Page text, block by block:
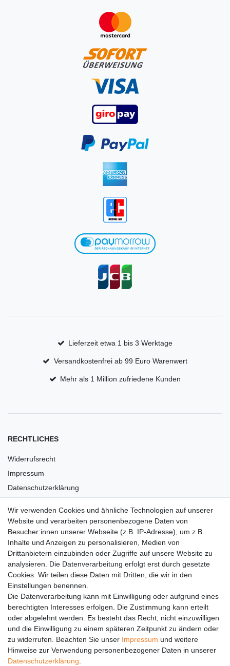
Lieferzeit etwa 1 bis 3 Werktage
Versandkostenfrei ab 99 Euro Warenwert
Mehr als 1 Million zufriedene Kunden
RECHTLICHES
Widerrufsrecht
Impressum
Datenschutzerklärung
Versandkosten
Barrierefreiheit
Anleitungen
Vertrag widerrufen
PARTNER
DHL
GLS
PaketPLUS
Wir verwenden Cookies und ähnliche Technologien auf unserer
Website und verarbeiten personenbezogene Daten von
Besucher:innen unserer Webseite (z.B. IP-Adresse), um z.B.
Inhalte und Anzeigen zu personalisieren, Medien von
Drittanbietern einzubinden oder Zugriffe auf unsere Website zu
analysieren. Die Datenverarbeitung erfolgt erst durch gesetzte
Cookies. Wir teilen diese Daten mit Dritten, die wir in den
Einstellungen benennen.
Die Datenverarbeitung kann mit Einwilligung oder aufgrund eines
berechtigten Interesses erfolgen. Die Zustimmung kann erteilt
oder abgelehnt werden. Es besteht das Recht, nicht einzuwilligen
und die Einwilligung zu einem späteren Zeitpunkt zu ändern oder
zu widerrufen. Beachten Sie unser Impressum und weitere
Hinweise zur Verwendung personenbezogener Daten in unserer
Daten­schutz­erklärung